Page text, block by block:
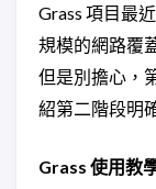
Grass 項目最
規模的網路覆
但是別擔心，
紹第二階段明
Grass 使用教